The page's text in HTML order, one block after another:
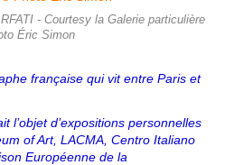
- Courtesy la Galerie particulière
Éric Simon
française qui vit entre Paris et
l’objet d’expositions personnelles
of Art, LACMA, Centro Italiano
Européenne de la